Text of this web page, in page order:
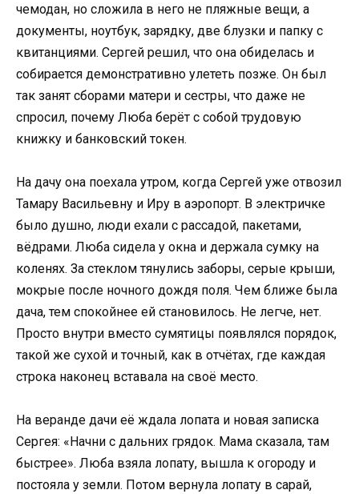
чемодан, но сложила в него не пляжные вещи, а
документы, ноутбук, зарядку, две блузки и папку с
квитанциями. Сергей решил, что она обиделась и
собирается демонстративно улететь позже. Он был
так занят сборами матери и сестры, что даже не
спросил, почему Люба берёт с собой трудовую
книжку и банковский токен.
На дачу она поехала утром, когда Сергей уже отвозил
Тамару Васильевну и Иру в аэропорт. В электричке
было душно, люди ехали с рассадой, пакетами,
вёдрами. Люба сидела у окна и держала сумку на
коленях. За стеклом тянулись заборы, серые крыши,
мокрые после ночного дождя поля. Чем ближе была
дача, тем спокойнее ей становилось. Не легче, нет.
Просто внутри вместо сумятицы появлялся порядок,
такой же сухой и точный, как в отчётах, где каждая
строка наконец вставала на своё место.
На веранде дачи её ждала лопата и новая записка
Сергея: «Начни с дальних грядок. Мама сказала, там
быстрее». Люба взяла лопату, вышла к огороду и
постояла у земли. Потом вернула лопату в сарай,